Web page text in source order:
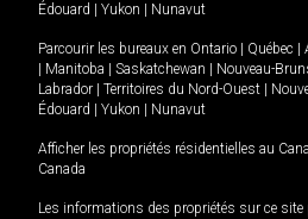
Édouard
Yukon Nunavut
Parcourir les bureaux en Ontario Québec
Manitoba Saskatchewan Nouveau-
Labrador
Territoires du Nord-Ouest
Édouard
Yukon Nunavut
Afficher les propriétés résidentielles au
Canada
Les informations des propriétés sur ce